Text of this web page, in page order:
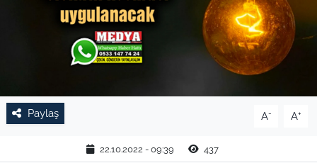
Paylaş A- A+
22.10.2022 - 09:39 437
KÜLTÜR SANAT
RESMİ İLAN
YAŞAM